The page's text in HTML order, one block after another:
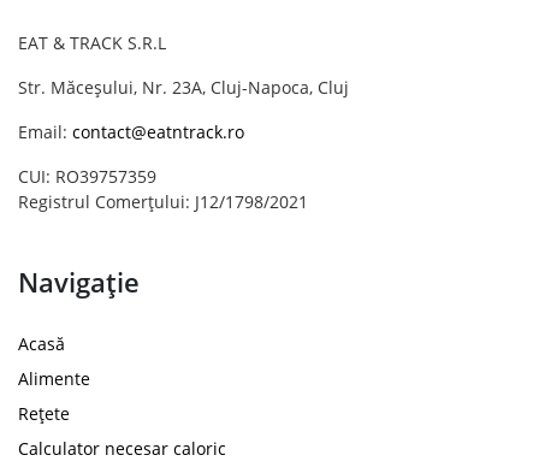
EAT & TRACK S.R.L
Str. Măceșului, Nr. 23A, Cluj-Napoca, Cluj
Email: contact@eatntrack.ro
CUI: RO39757359
Registrul Comerțului: J12/1798/2021
Navigație
Acasă
Alimente
Rețete
Calculator necesar caloric